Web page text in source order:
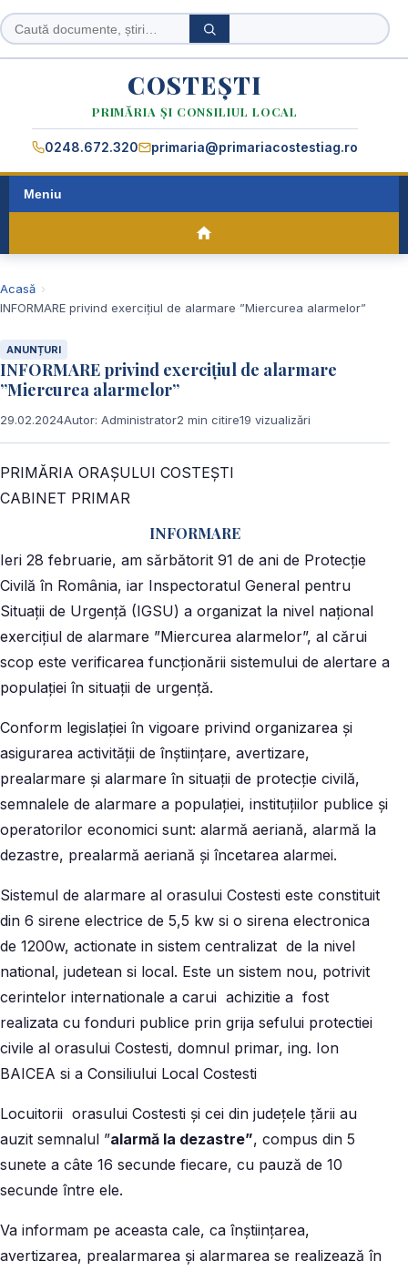
Caută
în
Caută
COSTEȘTI
PRIMĂRIA ȘI CONSILIUL LOCAL
0248.672.320 primaria@primariacostestiag.ro
Meniu
Acasă
INFORMARE privind exercițiul de alarmare ”Miercurea alarmelor”
ANUNȚURI
INFORMARE privind exercițiul de alarmare
”Miercurea alarmelor”
29.02.2024Autor: Administrator2 min citire19 vizualizări
PRIMĂRIA ORAȘULUI COSTEȘTI
CABINET PRIMAR
INFORMARE
Ieri 28 februarie, am sărbătorit 91 de ani de Protecție
Civilă în România, iar Inspectoratul General pentru
Situații de Urgență (IGSU) a organizat la nivel național
exercițiul de alarmare ”Miercurea alarmelor”, al cărui
scop este verificarea funcționării sistemului de alertare a
populației în situații de urgență.
Conform legislației în vigoare privind organizarea şi
asigurarea activităţii de înştiinţare, avertizare,
prealarmare și alarmare în situații de protecție civilă,
semnalele de alarmare a populaţiei, instituţiilor publice şi
operatorilor economici sunt: alarmă aeriană, alarmă la
dezastre, prealarmă aeriană şi încetarea alarmei.
Sistemul de alarmare al orasului Costesti este constituit
din 6 sirene electrice de 5,5 kw si o sirena electronica
de 1200w, actionate in sistem centralizat de la nivel
national, judetean si local. Este un sistem nou, potrivit
cerintelor internationale a carui achizitie a fost
realizata cu fonduri publice prin grija sefului protectiei
civile al orasului Costesti, domnul primar, ing. Ion
BAICEA si a Consiliului Local Costesti
Locuitorii orasului Costesti și cei din județele țării au
auzit semnalul ”alarmă la dezastre”, compus din 5
sunete a câte 16 secunde fiecare, cu pauză de 10
secunde între ele.
Va informam pe aceasta cale, ca înștiințarea,
avertizarea, prealarmarea și alarmarea se realizează în